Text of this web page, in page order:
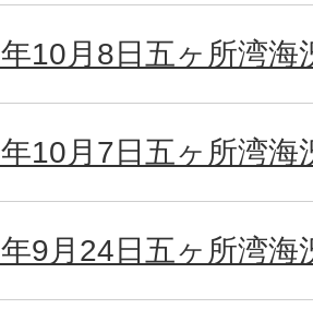
10月8日五ヶ所湾海
10月7日五ヶ所湾海
9月24日五ヶ所湾海